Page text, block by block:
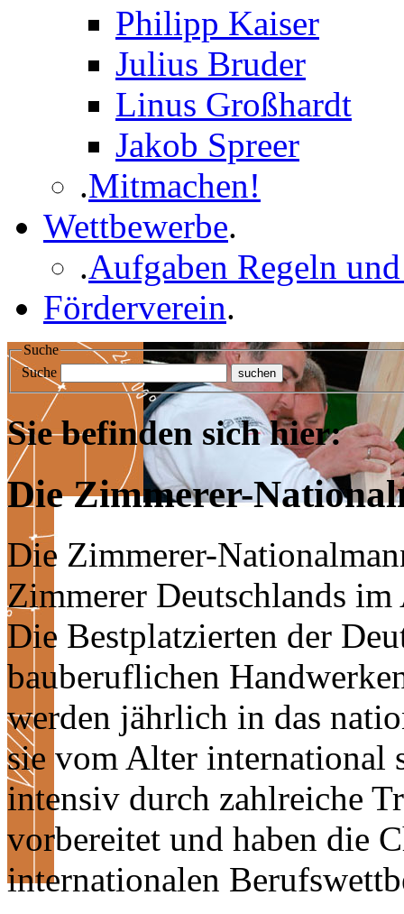
Philipp Kaiser
Julius Bruder
Linus Großhardt
Jakob Spreer
.Mitmachen!
Wettbewerbe.
.Aufgaben Regeln
Förderverein.
Suche
Suche
Sie befinden sich hier:
Die Zimmerer-
Die Zimmerer-
Zimmerer Deutschlands
Die Bestplatzierten der
bauberuflichen
werden jährlich in das
sie vom Alter international
intensiv durch zahlreiche
vorbereitet und haben die
internationalen